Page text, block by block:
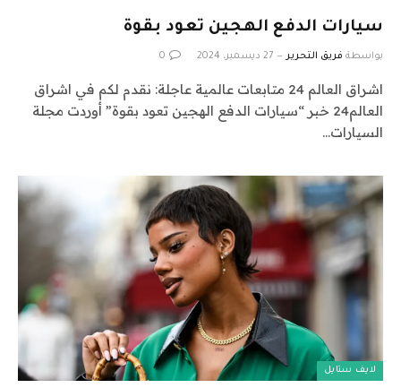
‫سيارات الدفع الهجين تعود بقوة
بواسطة فريق التحرير 27 ديسمبر، 2024 0
اشراق العالم 24 متابعات عالمية عاجلة: نقدم لكم في اشراق
العالم24 خبر “‫سيارات الدفع الهجين تعود بقوة” أوردت مجلة
السيارات…
لايف ستايل